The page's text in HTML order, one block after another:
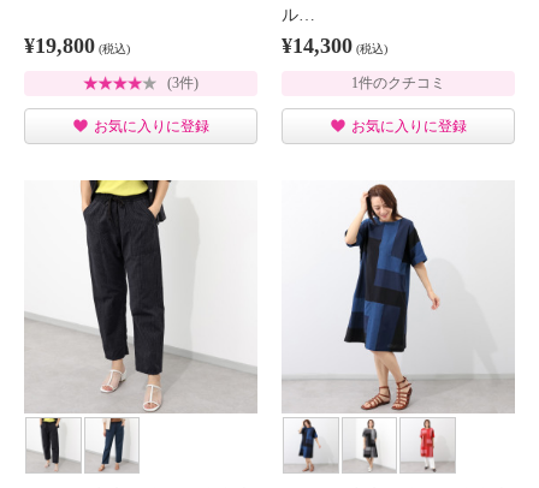
¥19,800 (税込)
(3件)
お気に入りに登録
ル…
¥14,300 (税込)
1件のクチコミ
お気に入りに登録